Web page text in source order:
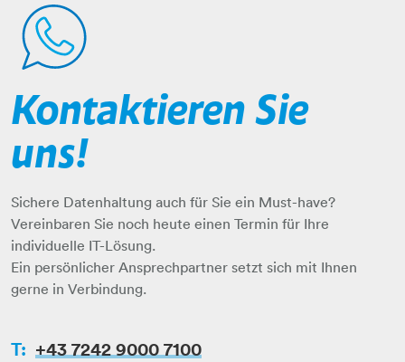
sprechblase-telefonhoerer
Kontaktieren Sie
uns!​​​​​​​
​​​​​​​Sichere Datenhaltung auch für Sie ein Must-have?​​​​​​​
​​​​​​​​​​​​​​​​​​​​​Vereinbaren Sie noch heute einen Termin für Ihre
individuelle IT-Lösung.
Ein persönlicher Ansprechpartner setzt sich mit Ihnen
gerne in Verbindung.​​​​​​​
T: +43 7242 9000 7100